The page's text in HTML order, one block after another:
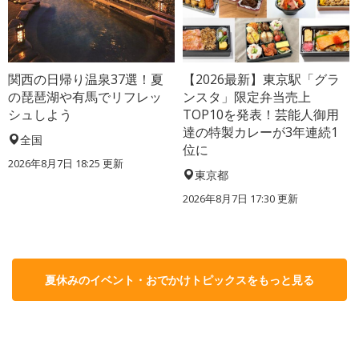
関西の日帰り温泉37選！夏
の琵琶湖や有馬でリフレッ
シュしよう
全国
2026年8月7日 18:25 更新
【2026最新】東京駅「グラ
ンスタ」限定弁当売上
TOP10を発表！芸能人御用
達の特製カレーが3年連続1
位に
東京都
2026年8月7日 17:30更新
夏休みのイベント・おでかけトピックスをもっと見る